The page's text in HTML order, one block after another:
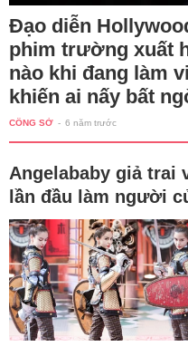
Đạo diễn
phim trường xuất
nào khi đang làm
khiến ai nấy bất
CÔNG SỞ - 6 năm trước
Angelababy giả trai
lần đầu làm người